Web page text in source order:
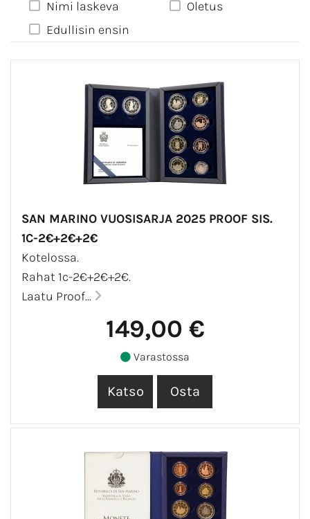
Nimi laskeva
Edullisin ensin
Oletus
SAN MARINO VUOSISARJA 2025 PROOF SIS.
1C-2€+2€+2€
Kotelossa.
Rahat 1c-2€+2€+2€.
Laatu Proof...
149,00 €
Varastossa